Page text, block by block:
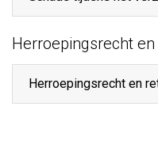
Herroepingsrecht
Herroepingsrecht en